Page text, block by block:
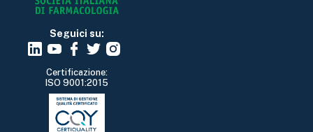
Seguici su:
Certificazione:
ISO 9001:2015